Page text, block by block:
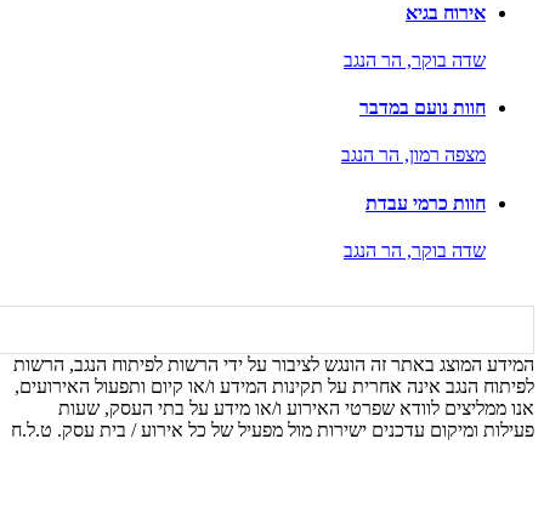
אירוח בגיא
שדה בוקר, הר הנגב
חוות נועם במדבר
מצפה רמון, הר הנגב
חוות כרמי עבדת
שדה בוקר, הר הנגב
המידע המוצג באתר זה הונגש לציבור על ידי הרשות לפיתוח הנגב, הרשות
לפיתוח הנגב אינה אחרית על תקינות המידע ו/או קיום ותפעול האירועים,
אנו ממליצים לוודא שפרטי האירוע ו/או מידע על בתי העסק, שעות
פעילות ומיקום עדכנים ישירות מול מפעיל של כל אירוע / בית עסק. ט.ל.ח